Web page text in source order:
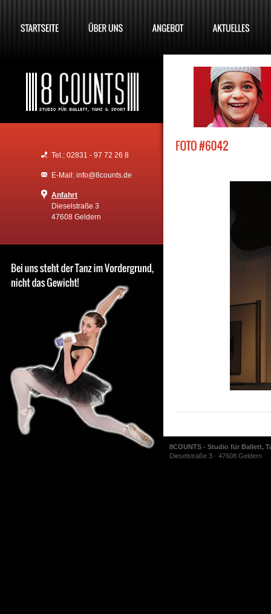
Tel.: 02831 - 97 72 26 8
E-Mail: info@8counts.de
Anfahrt
Dieselstraße 3
47608 Geldern
8COUNTS - Studio für Ballett,
Dieselstraße 3 · 47608 Geldern